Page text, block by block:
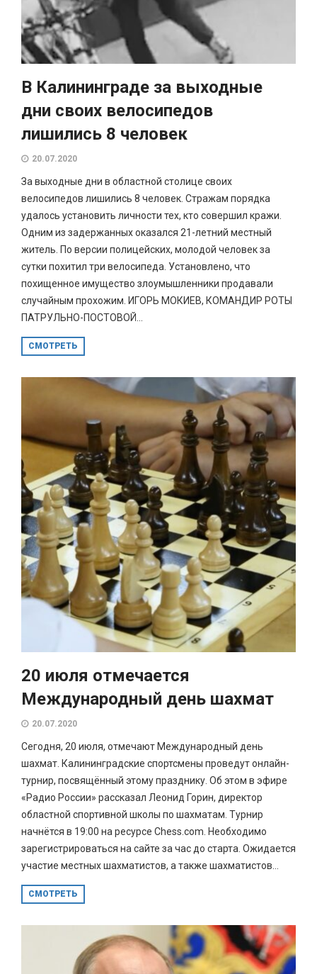
В Калининграде за выходные
дни своих велосипедов
лишились 8 человек
20.07.2020
За выходные дни в областной столице своих
велосипедов лишились 8 человек. Стражам порядка
удалось установить личности тех, кто совершил кражи.
Одним из задержанных оказался 21-летний местный
житель. По версии полицейских, молодой человек за
сутки похитил три велосипеда. Установлено, что
похищенное имущество злоумышленники продавали
случайным прохожим. ИГОРЬ МОКИЕВ, КОМАНДИР РОТЫ
ПАТРУЛЬНО-ПОСТОВОЙ...
СМОТРЕТЬ
20 июля отмечается
Международный день шахмат
20.07.2020
Сегодня, 20 июля, отмечают Международный день
шахмат. Калининградские спортсмены проведут онлайн-
турнир, посвящённый этому празднику. Об этом в эфире
«Радио России» рассказал Леонид Горин, директор
областной спортивной школы по шахматам. Турнир
начнётся в 19:00 на ресурсе Chess.com. Необходимо
зарегистрироваться на сайте за час до старта. Ожидается
участие местных шахматистов, а также шахматистов...
СМОТРЕТЬ